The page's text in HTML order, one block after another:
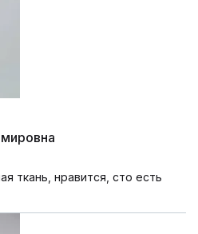
ткань, нравится, сто есть